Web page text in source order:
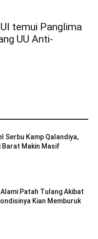
temui Panglima
UU Anti-
Serbu Kamp Qalandiya,
Barat Makin Masif
Patah Tulang Akibat
Kian Memburuk